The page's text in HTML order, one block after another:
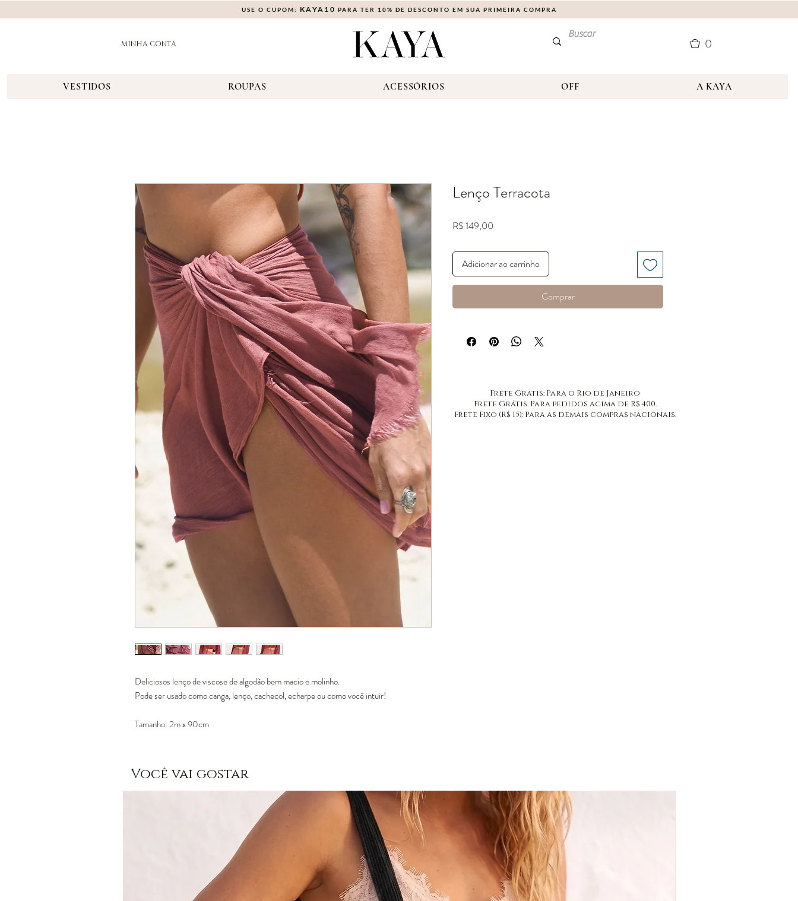
USE O CUPOM: KAYA10 PARA TER 10% DE DESCONTO EM SUA PRIMEIRA COMPRA
MINHA CONTA 0
VESTIDOS ROUPAS ACESSÓRIOS OFF A KAYA
Deliciosos lenço de viscose de algodão bem macio e molinho.
Pode ser usado como canga, lenço, cachecol, echarpe ou como você intuir!
Tamanho: 2m x 90cm
Lenço Terracota
R$ 149,00
Adicionar ao carrinho
Comprar
​Frete Grátis: Para o Rio de Janeiro
​Frete Grátis: Para pedidos acima de R$ 400.
Frete Fixo (R$ 15): Para as demais compras nacionais.
Você vai gostar